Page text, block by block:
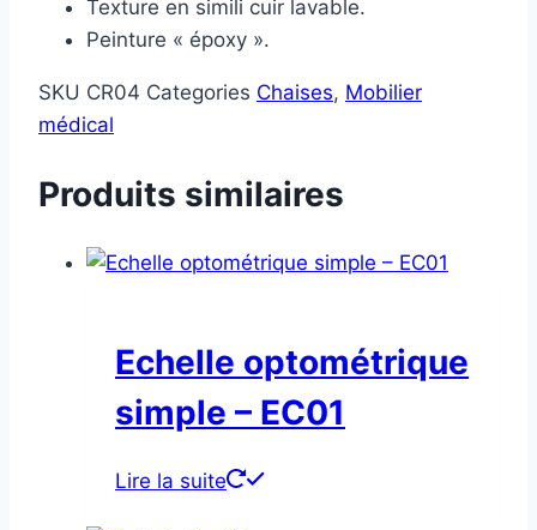
Texture en simili cuir lavable.
Peinture « époxy ».
SKU CR04 Categories Chaises, Mobilier
médical
Produits similaires
Echelle optométrique
simple – EC01
Lire la suite